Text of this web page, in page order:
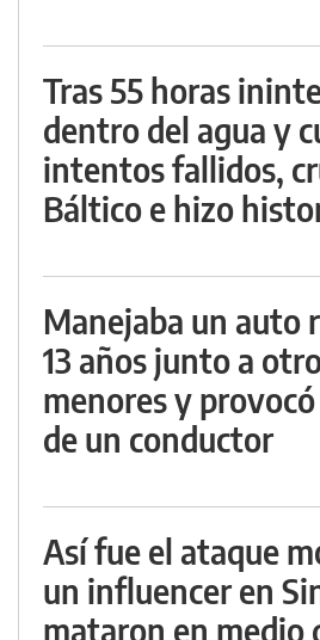
Tras 55 horas
dentro del agua y
intentos fallidos,
Báltico e hizo
Manejaba un auto
13 años junto a
menores y
de un conductor
Así fue el ataque
un influencer en
mataron en medio